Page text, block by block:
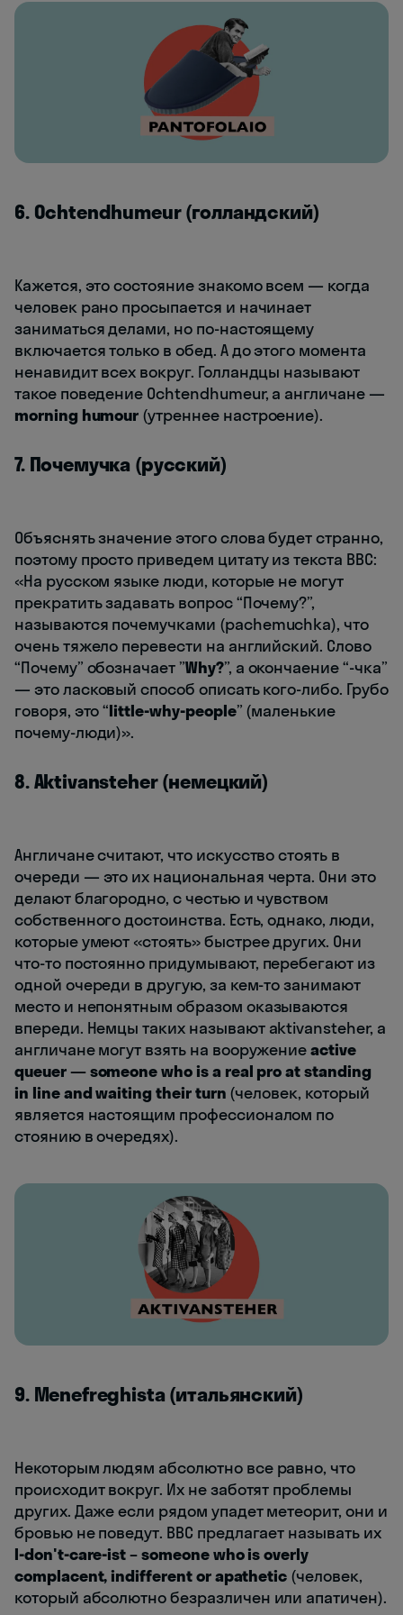
6. Ochtendhumeur (голландский)
Кажется, это состояние знакомо всем — когда
человек рано просыпается и начинает
заниматься делами, но по-настоящему
включается только в обед. А до этого момента
ненавидит всех вокруг. Голландцы называют
такое поведение Ochtendhumeur, а англичане —
morning humour (утреннее настроение).
7. Почемучка (русский)
Объяснять значение этого слова будет странно,
поэтому просто приведем цитату из текста BBC:
«На русском языке люди, которые не могут
прекратить задавать вопрос “Почему?”,
называются почемучками (pachemuchka), что
очень тяжело перевести на английский. Слово
“Почему” обозначает ”Why?”, а окончаение “-чка”
— это ласковый способ описать кого-либо. Грубо
говоря, это “little-why-people” (маленькие
почему-люди)».
8. Aktivansteher (немецкий)
Англичане считают, что искусство стоять в
очереди — это их национальная черта. Они это
делают благородно, с честью и чувством
собственного достоинства. Есть, однако, люди,
которые умеют «стоять» быстрее других. Они
что-то постоянно придумывают, перебегают из
одной очереди в другую, за кем-то занимают
место и непонятным образом оказываются
впереди. Немцы таких называют aktivansteher, а
англичане могут взять на вооружениеactive
queuer — someone who is a real pro at standing
in line and waiting their turn (человек, который
является настоящим профессионалом по
стоянию в очередях).
9. Menefreghista (итальянский)
Некоторым людям абсолютно все равно, что
происходит вокруг. Их не заботят проблемы
других. Даже если рядом упадет метеорит, они и
бровью не поведут. BBC предлагает называть их
I-don't-care-ist – someone who is overly
complacent, indifferent or apathetic (человек,
который абсолютно безразличен или апатичен).